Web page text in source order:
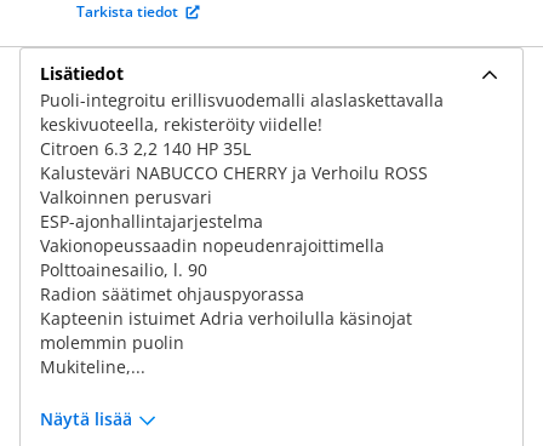
Tarkista tiedot
Lisätiedot
Puoli-integroitu erillisvuodemalli alaslaskettavalla
keskivuoteella, rekisteröity viidelle!
Citroen 6.3 2,2 140 HP 35L
Kalusteväri NABUCCO CHERRY ja Verhoilu ROSS
Valkoinnen perusvari
ESP-ajonhallintajarjestelma
Vakionopeussaadin nopeudenrajoittimella
Polttoainesailio, l. 90
Radion säätimet ohjauspyorassa
Kapteenin istuimet Adria verhoilulla käsinojat
molemmin puolin
Mukiteline,...
Näytä lisää